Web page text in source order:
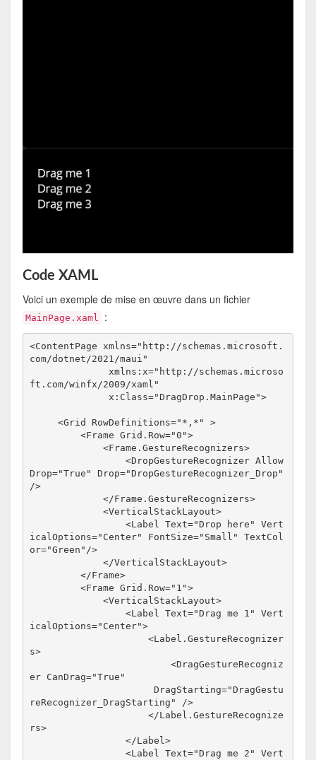
Code XAML
Voici un exemple de mise en œuvre dans un fichier
MainPage.xaml :
<ContentPage xmlns="http://schemas.microsoft.
com/dotnet/2021/maui"
ft.com/winfx/2009/xaml"
x:Class="DragDrop.MainPage">
<Grid RowDefinitions="*,*" >
<Frame Grid.Row="0">
<Frame.GestureRecognizers>
Drop="True" Drop="DropGestureRecognizer_Drop"
/>
</Frame.GestureRecognizers>
<VerticalStackLayout>
icalOptions="Center" FontSize="Small" TextCol
or="Green"/>
</VerticalStackLayout>
</Frame>
<Frame Grid.Row="1">
<VerticalStackLayout>
icalOptions="Center">
s>
er CanDrag="True"
DragStarting="DragGestu
reRecognizer_DragStarting" />
rs>
</Label>